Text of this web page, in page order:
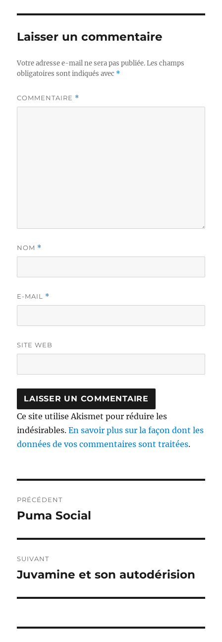
Laisser un commentaire
Votre adresse e-mail ne sera pas publiée. Les champs
obligatoires sont indiqués avec *
COMMENTAIRE *
NOM *
E-MAIL *
SITE WEB
Ce site utilise Akismet pour réduire les
indésirables.En savoir plus sur la façon dont les
données de vos commentaires sont traitées.
de
PRÉCÉDENT
Publication
Puma Social
SUIVANT
Publication
Juvamine et son autodérision